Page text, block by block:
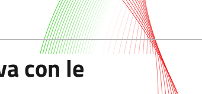
regionale
con le